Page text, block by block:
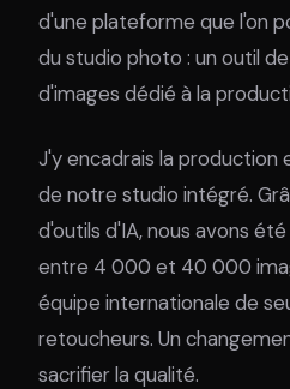
d'une plateforme que l'on
du studio photo : un outil
d'images dédié à la
J'y encadrais la
de notre studio intégré.
d'outils d'IA, nous avons
entre 4 000 et 40 000
équipe internationale de
retoucheurs. Un
sacrifier la qualité.